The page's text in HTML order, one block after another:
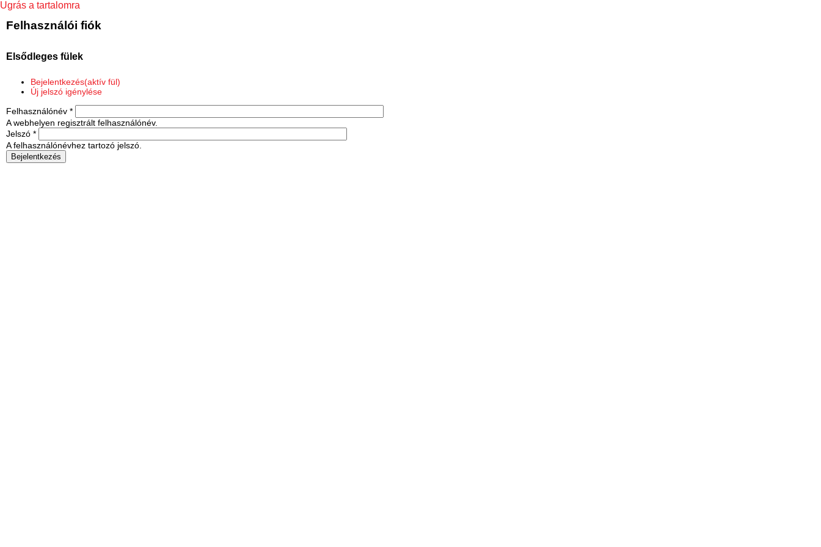
Ugrás a tartalomra
Felhasználói fiók
Elsődleges fülek
Bejelentkezés(aktív fül)
Új jelszó igénylése
Felhasználónév *
A webhelyen regisztrált felhasználónév.
Jelszó *
A felhasználónévhez tartozó jelszó.